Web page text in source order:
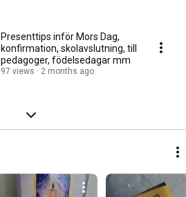
Presenttips inför Mors Dag,
konfirmation, skolavslutning, till
pedagoger, födelsedagar mm
97 views 2 months ago